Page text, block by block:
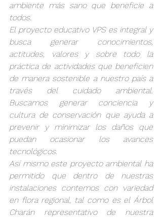
ambiente más sano que beneficie a
todos.
El proyecto educativo VPS es integral y
busca generar conocimientos,
actitudes, valores y sobre todo la
práctica de actividades que beneficien
de manera sostenible a nuestro país a
través del cuidado ambiental.
Buscamos generar conciencia y
cultura de conservación que ayuda a
prevenir y minimizar los daños que
puedan ocasionar los avances
tecnológicos.
Así mismo este proyecto ambiental ha
permitido que dentro de nuestras
instalaciones contemos con variedad
en flora regional, tal como es el Árbol
Charán representativo de nuestra